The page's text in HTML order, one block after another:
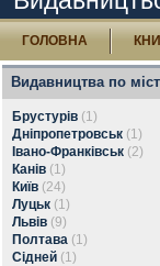
ГОЛОВНА
Видавництва по
Брустурів (1)
Дніпропетровськ (1)
Івано-Франківськ (2)
Канів (1)
Київ (24)
Луцьк (1)
Львів (9)
Полтава (1)
Сідней (1)